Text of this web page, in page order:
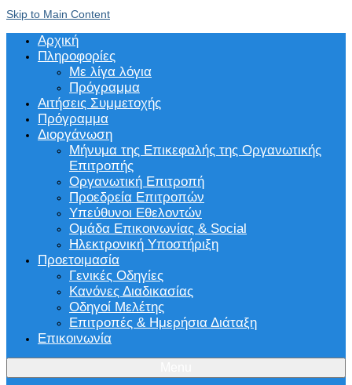
Skip to Main Content
Αρχική
Πληροφορίες
Με λίγα λόγια
Πρόγραμμα
Αιτήσεις Συμμετοχής
Πρόγραμμα
Διοργάνωση
Μήνυμα της Επικεφαλής της Οργανωτικής
Επιτροπής
Οργανωτική Επιτροπή
Προεδρεία Επιτροπών
Υπεύθυνοι Εθελοντών
Ομάδα Επικοινωνίας & Social
Ηλεκτρονική Υποστήριξη
Προετοιμασία
Γενικές Οδηγίες
Κανόνες Διαδικασίας
Οδηγοί Μελέτης
Επιτροπές & Ημερήσια Διάταξη
Επικοινωνία